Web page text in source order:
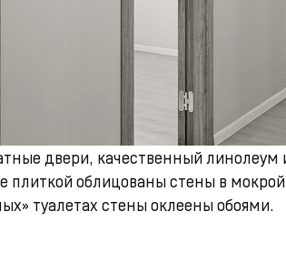
двери, качественный линолеум
плиткой облицованы стены в мокрой
туалетах стены оклеены обоями.